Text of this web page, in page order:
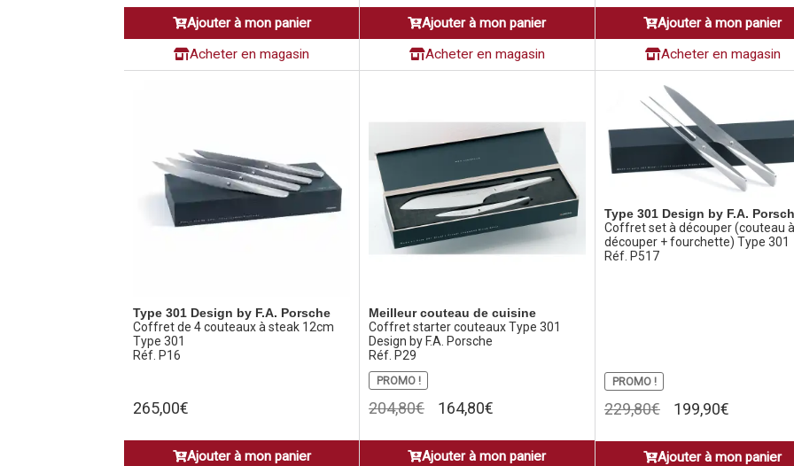
initial
était :
190,80€.
actuel
est :
154,90€.
Ajouter à mon panier
Acheter en magasin
initial
était :
155,80€.
actuel
est :
124,90€.
Ajouter à mon panier
Acheter en magasin
initial
était :
190,80€.
actuel
est :
154,90€.
Ajouter à mon panier
Acheter en magasin
Type 301 Design by F.A. Porsche
Coffret de 4 couteaux à steak 12cm
Type 301
Réf. P16
265,00€
Ajouter à mon panier
Meilleur couteau de cuisine
Coffret starter couteaux Type 301
Design by F.A. Porsche
Réf. P29
PROMO !
204,80€
Le
initial
164,80€
actuel
Ajouter à mon panier
Type 301 Design by F.A.
Coffret set à découper (couteau à
découper + fourchette) Type 301
Réf. P517
PROMO !
229,80€
Le
initial
199,90€
actuel
Ajouter à mon panier